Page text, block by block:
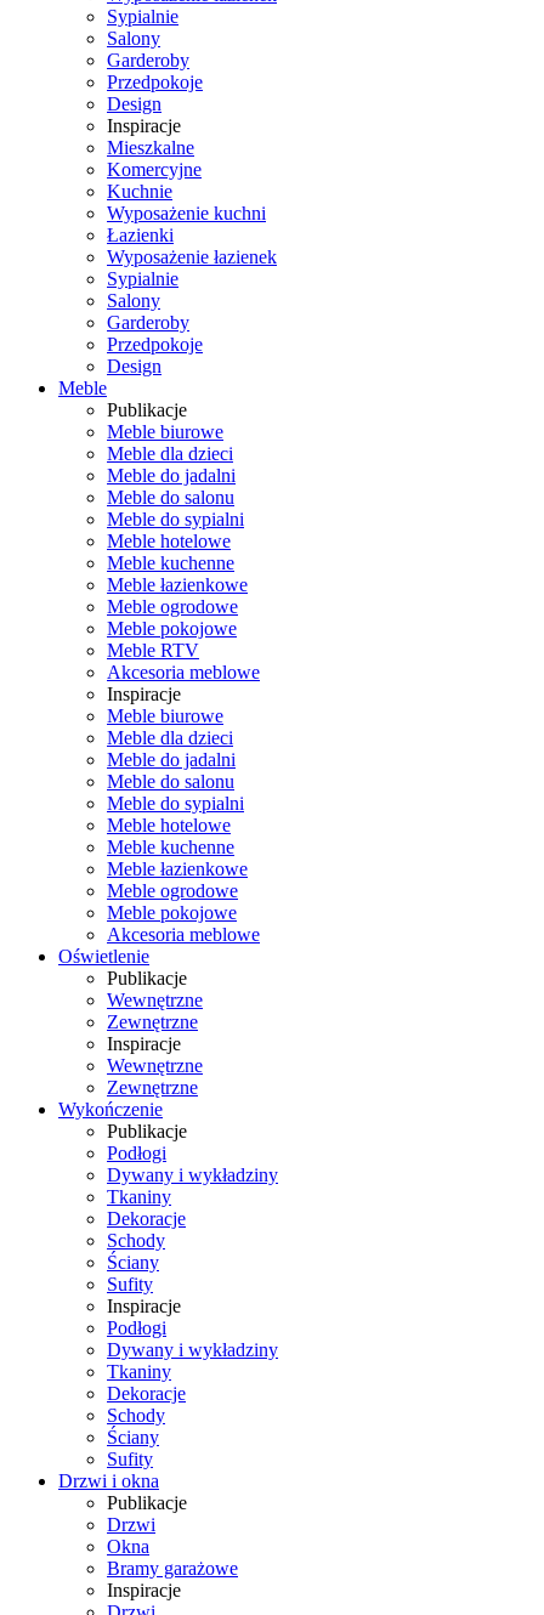
Sypialnie
Salony
Garderoby
Przedpokoje
Design
Inspiracje
Mieszkalne
Komercyjne
Kuchnie
Wyposażenie kuchni
Łazienki
Wyposażenie łazienek
Sypialnie
Salony
Garderoby
Przedpokoje
Design
Meble
Publikacje
Meble biurowe
Meble dla dzieci
Meble do jadalni
Meble do salonu
Meble do sypialni
Meble hotelowe
Meble kuchenne
Meble łazienkowe
Meble ogrodowe
Meble pokojowe
Meble RTV
Akcesoria meblowe
Inspiracje
Meble biurowe
Meble dla dzieci
Meble do jadalni
Meble do salonu
Meble do sypialni
Meble hotelowe
Meble kuchenne
Meble łazienkowe
Meble ogrodowe
Meble pokojowe
Akcesoria meblowe
Oświetlenie
Publikacje
Wewnętrzne
Zewnętrzne
Inspiracje
Wewnętrzne
Zewnętrzne
Wykończenie
Publikacje
Podłogi
Dywany i wykładziny
Tkaniny
Dekoracje
Schody
Ściany
Sufity
Inspiracje
Podłogi
Dywany i wykładziny
Tkaniny
Dekoracje
Schody
Ściany
Sufity
Drzwi i okna
Publikacje
Drzwi
Okna
Bramy garażowe
Inspiracje